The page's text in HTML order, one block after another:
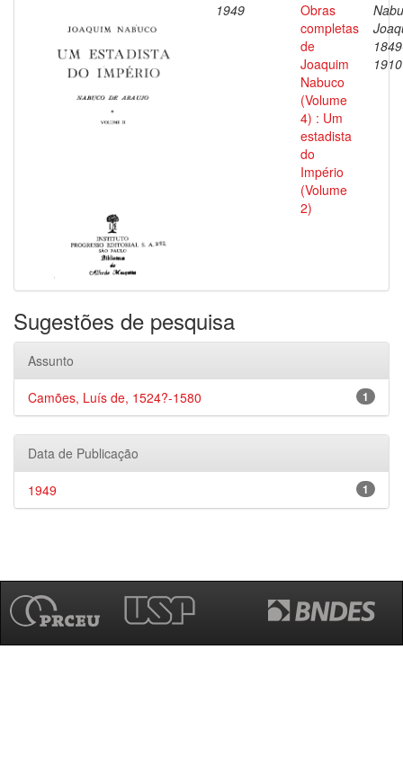
1949
Obras
completas
de
Joaquim
Nabuco
(Volume
4) : Um
estadista
do
Império
(Volume
2)
1910
Sugestões de pesquisa
Assunto
1
Camões, Luís de, 1524?-1580
Data de Publicação
1
1949